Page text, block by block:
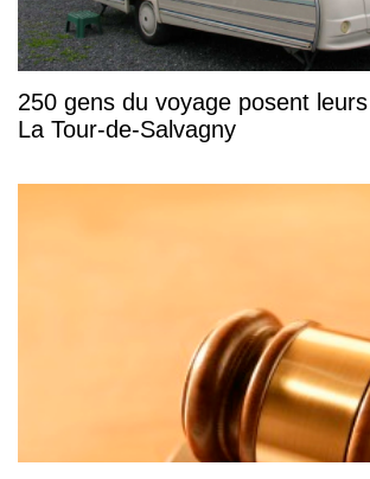
250 gens du voyage posent
La Tour-de-Salvagny